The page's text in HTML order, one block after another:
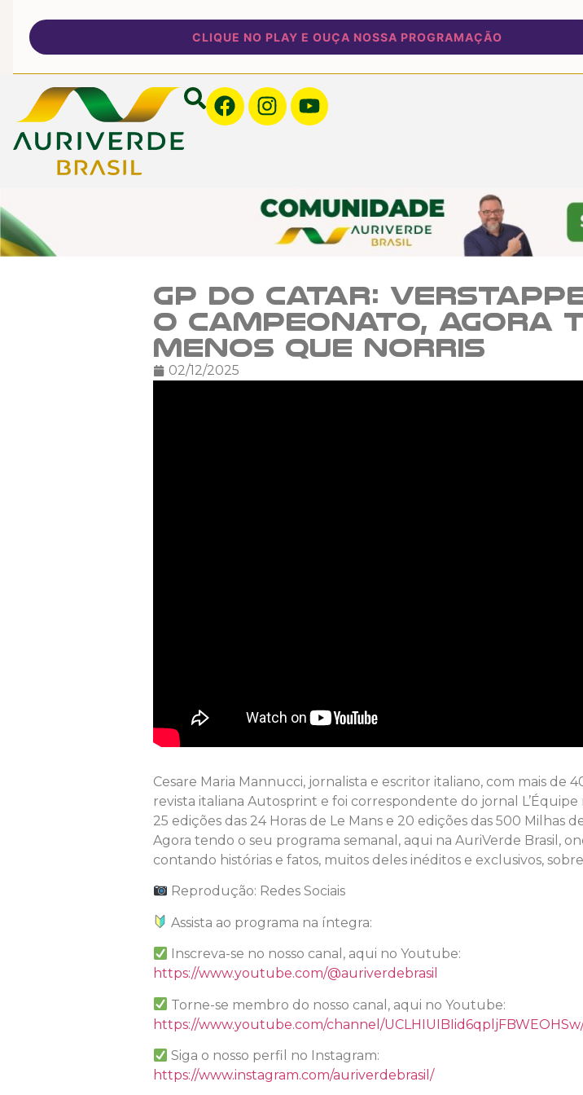
CLIQUE NO PLAY E OUÇA NOSSA PROGRAMAÇÃO
GP do Catar:
o campeonato, agora
menos que Norris
02/12/2025
Cesare Maria Mannucci, jornalista e escritor italiano, com mais de
revista italiana Autosprint e foi correspondente do jornal L’Équipe
25 edições das 24 Horas de Le Mans e 20 edições das 500 Milhas
Agora tendo o seu programa semanal, aqui na AuriVerde Brasil,
contando histórias e fatos, muitos deles inéditos e exclusivos,
Reprodução: Redes Sociais
Assista ao programa na íntegra:
Inscreva-se no nosso canal, aqui no Youtube:
https://www.youtube.com/@auriverdebrasil
Torne-se membro do nosso canal, aqui no Youtube:
https://www.youtube.com/channel/
Siga o nosso perfil no Instagram:
https://www.instagram.com/auriverdebrasil/